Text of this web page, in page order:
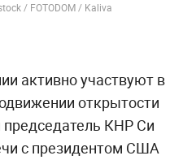
/ FOTODOM / Kaliva
активно участвуют в
открытости
КНР Си
с президентом США